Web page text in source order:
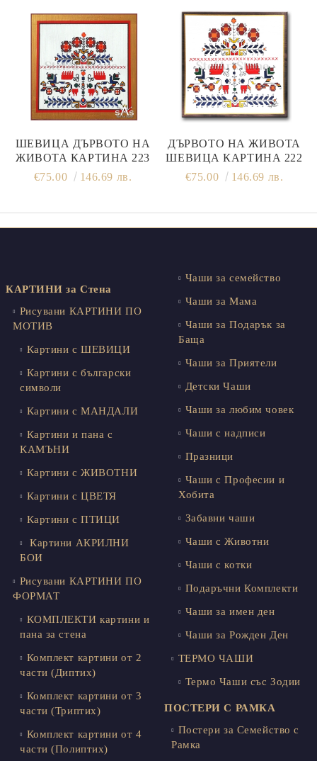
ШЕВИЦА ДЪРВОТО НА
ЖИВОТА КАРТИНА 223
€75.00
146.69 лв.
ДЪРВОТО НА ЖИВОТА
ШЕВИЦА КАРТИНА 222
€75.00
146.69 лв.
КАРТИНИ за Стена
Рисувани КАРТИНИ ПО
МОТИВ
Картини с ШЕВИЦИ
Картини с български
символи
Картини с МАНДАЛИ
Картини и пана с
КАМЪНИ
Картини с ЖИВОТНИ
Картини с ЦВЕТЯ
Картини с ПТИЦИ
Картини АКРИЛНИ
БОИ
Рисувани КАРТИНИ ПО
ФОРМАТ
КОМПЛЕКТИ картини и
пана за стена
Комплект картини от 2
части (Диптих)
Комплект картини от 3
части (Триптих)
Комплект картини от 4
части (Полиптих)
Чаши за семейство
Чаши за Мама
Чаши за Подарък за
Баща
Чаши за Приятели
Детски Чаши
Чаши за любим човек
Чаши с надписи
Празници
Чаши с Професии и
Хобита
Забавни чаши
Чаши с Животни
Чаши с котки
Подаръчни Комплекти
Чаши за имен ден
Чаши за Рожден Ден
ТЕРМО ЧАШИ
Термо Чаши със Зодии
ПОСТЕРИ С РАМКА
Постери за Семейство с
Рамка